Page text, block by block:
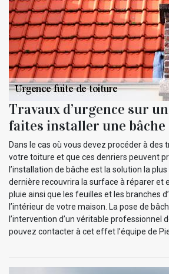
Travaux d’urgence sur
faites installer une bâche
Dans le cas où vous devez procéder à des
votre toiture et que ces denriers peuvent
l’installation de bâche est la solution la
dernière recouvrira la surface à réparer et
pluie ainsi que les feuilles et les branches
l’intérieur de votre maison. La pose de
l’intervention d’un véritable professionnel
pouvez contacter à cet effet l’équipe de